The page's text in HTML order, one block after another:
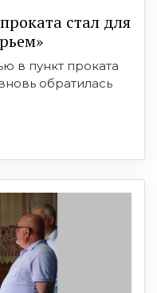
стал для
в пункт проката
обратилась